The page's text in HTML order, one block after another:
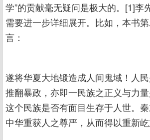
学”的贡献毫无疑问是极大的。[1]李
需要进一步详细展开。比如，本书
言：
遂将华夏大地锻造成人间鬼域！人
推翻暴政，亦即一民族之正义与力
这个民族是否有面目生存于人世。
中华重获人之尊严，从而得以重新屹